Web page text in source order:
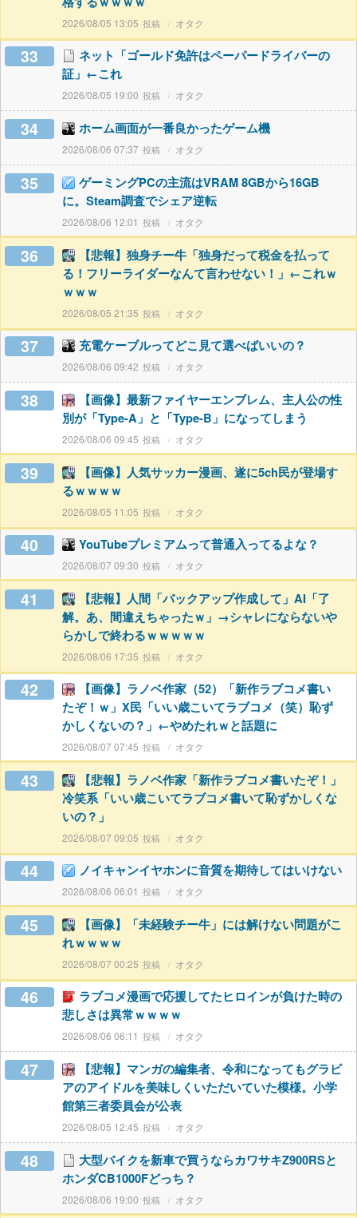
2026/08/05 13:05 オタク
33
ネット「ゴールド免許はペーパードライバーの
証」←これ
2026/08/05 19:00 オタク
34 ホーム画面が一番良かったゲーム機
2026/08/06 07:37 オタク
35
ゲーミングPCの主流はVRAM 8GBから16GB
に。Steam調査でシェア逆転
2026/08/06 12:01 オタク
36
【悲報】独身チー牛「独身だって税金を払って
る！フリーライダーなんて言わせない！」←これｗ
ｗｗｗ
2026/08/05 21:35 オタク
37 充電ケーブルってどこ見て選べばいいの？
2026/08/06 09:42 オタク
38
【画像】最新ファイヤーエンブレム、主人公の性
別が「Type-A」と「Type-B」になってしまう
2026/08/06 09:45 オタク
39
【画像】人気サッカー漫画、遂に5ch民が登場す
るｗｗｗｗ
2026/08/05 11:05 オタク
40 YouTubeプレミアムって普通入ってるよな？
2026/08/07 09:30 オタク
41
【悲報】人間「バックアップ作成して」AI「了
解。あ、間違えちゃったｗ」→シャレにならないや
らかしで終わるｗｗｗｗｗ
2026/08/06 17:35 オタク
42
【画像】ラノベ作家（52）「新作ラブコメ書い
たぞ！ｗ」X民「いい歳こいてラブコメ（笑）恥ず
かしくないの？」←やめたれｗと話題に
2026/08/07 07:45 オタク
43
【悲報】ラノベ作家「新作ラブコメ書いたぞ！」
冷笑系「いい歳こいてラブコメ書いて恥ずかしくな
いの？」
2026/08/07 09:05 オタク
44 ノイキャンイヤホンに音質を期待してはいけない
2026/08/06 06:01 オタク
45
【画像】「未経験チー牛」には解けない問題がこ
れｗｗｗｗ
2026/08/07 00:25 オタク
46
ラブコメ漫画で応援してたヒロインが負けた時の
悲しさは異常ｗｗｗｗ
2026/08/06 06:11 オタク
47
【悲報】マンガの編集者、令和になってもグラビ
アのアイドルを美味しくいただいていた模様。小学
館第三者委員会が公表
2026/08/05 12:45 オタク
48
大型バイクを新車で買うならカワサキZ900RSと
ホンダCB1000Fどっち？
2026/08/06 19:00 オタク